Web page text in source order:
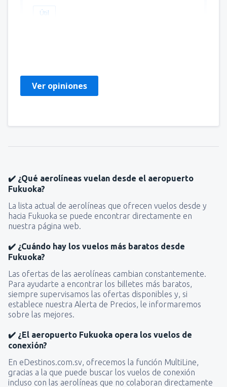
Útil
Ver opiniones
✔️ ¿Qué aerolíneas vuelan desde el aeropuerto
Fukuoka?
La lista actual de aerolíneas que ofrecen vuelos desde y
hacia Fukuoka se puede encontrar directamente en
nuestra página web.
✔️ ¿Cuándo hay los vuelos más baratos desde
Fukuoka?
Las ofertas de las aerolíneas cambian constantemente.
Para ayudarte a encontrar los billetes más baratos,
siempre supervisamos las ofertas disponibles y, si
establece nuestra Alerta de Precios, le informaremos
sobre las mejores.
✔️ ¿El aeropuerto Fukuoka opera los vuelos de
conexión?
En eDestinos.com.sv, ofrecemos la función MultiLine,
gracias a la que puede buscar los vuelos de conexión
incluso con las aerolíneas que no colaboran directamente